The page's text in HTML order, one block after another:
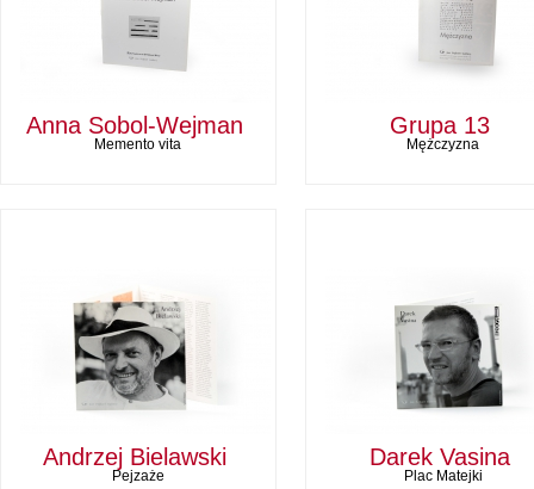
Anna Sobol-Wejman
Memento vita
Grupa 13
Mężczyzna
Andrzej Bielawski
Pejzaże
Darek Vasina
Plac Matejki